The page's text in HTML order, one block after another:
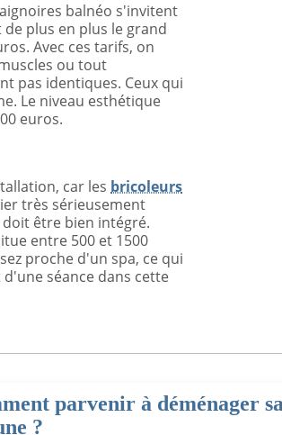
balnéo s'invitent
plus en plus le grand
Avec ces tarifs, on
ou tout
pas identiques. Ceux qui
Le niveau esthétique
euros.
car les bricoleurs
très sérieusement
être bien intégré.
entre 500 et 1500
proche d'un spa, ce qui
séance dans cette
parvenir à déménager
?